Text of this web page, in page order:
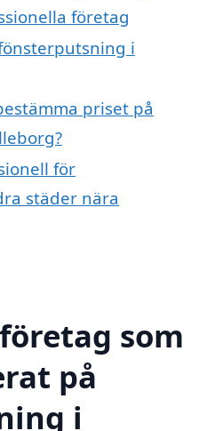
företag
i
priset på
för
städer nära
som
på
i